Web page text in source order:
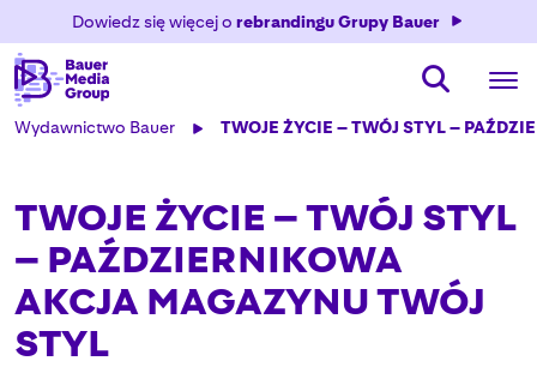
Dowiedz się więcej o rebrandingu Grupy Bauer
Wydawnictwo Bauer TWOJE ŻYCIE – TWÓJ STYL –
TWOJE ŻYCIE – TWÓJ STYL
– PAŹDZIERNIKOWA
AKCJA MAGAZYNU TWÓJ
STYL